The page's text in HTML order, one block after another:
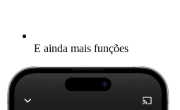
E ainda mais funções